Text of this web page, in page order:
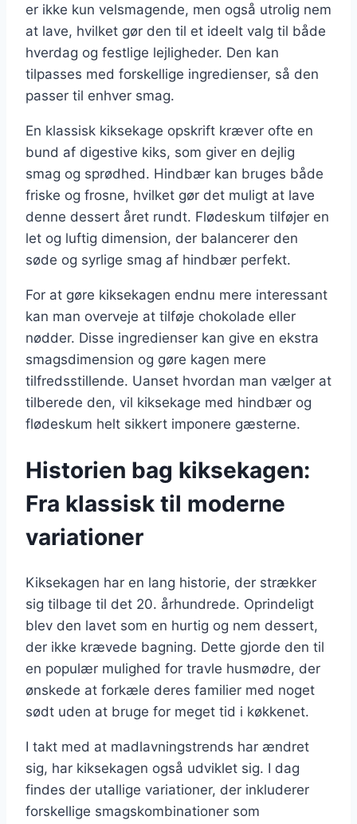
er ikke kun velsmagende, men også utrolig nem
at lave, hvilket gør den til et ideelt valg til både
hverdag og festlige lejligheder. Den kan
tilpasses med forskellige ingredienser, så den
passer til enhver smag.
En klassisk kiksekage opskrift kræver ofte en
bund af digestive kiks, som giver en dejlig
smag og sprødhed. Hindbær kan bruges både
friske og frosne, hvilket gør det muligt at lave
denne dessert året rundt. Flødeskum tilføjer en
let og luftig dimension, der balancerer den
søde og syrlige smag af hindbær perfekt.
For at gøre kiksekagen endnu mere interessant
kan man overveje at tilføje chokolade eller
nødder. Disse ingredienser kan give en ekstra
smagsdimension og gøre kagen mere
tilfredsstillende. Uanset hvordan man vælger at
tilberede den, vil kiksekage med hindbær og
flødeskum helt sikkert imponere gæsterne.
Historien bag kiksekagen:
Fra klassisk til moderne
variationer
Kiksekagen har en lang historie, der strækker
sig tilbage til det 20. århundrede. Oprindeligt
blev den lavet som en hurtig og nem dessert,
der ikke krævede bagning. Dette gjorde den til
en populær mulighed for travle husmødre, der
ønskede at forkæle deres familier med noget
sødt uden at bruge for meget tid i køkkenet.
I takt med at madlavningstrends har ændret
sig, har kiksekagen også udviklet sig. I dag
findes der utallige variationer, der inkluderer
forskellige smagskombinationer som